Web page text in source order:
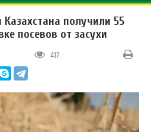
получили 55
посевов от засухи
417